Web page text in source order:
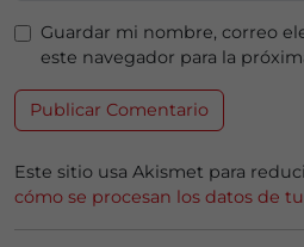
Guardar mi nombre, correo
este navegador para la
Este sitio usa Akismet para
cómo se procesan los datos de